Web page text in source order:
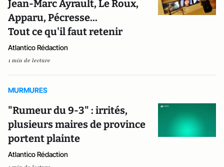
Jean-Marc Ayrault, Le Roux,
Apparu, Pécresse...
Tout ce qu'il faut retenir
Atlantico Rédaction
1 min de lecture
MURMURES
"Rumeur du 9-3" : irrités,
plusieurs maires de province
portent plainte
Atlantico Rédaction